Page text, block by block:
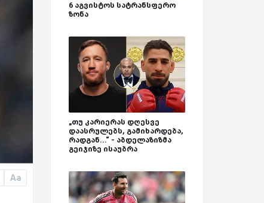
Aa
6 აგვისტოს სატრანსფერო
ზონა
„თუ კარიერას დღესვე
დაასრულებს, გამიხარდება,
რადგან...“ - აბდელაზიზმა
გეიჯიზე ისაუბრა